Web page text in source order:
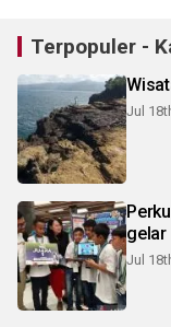
Terpopuler -
Jul
gelar
Jul